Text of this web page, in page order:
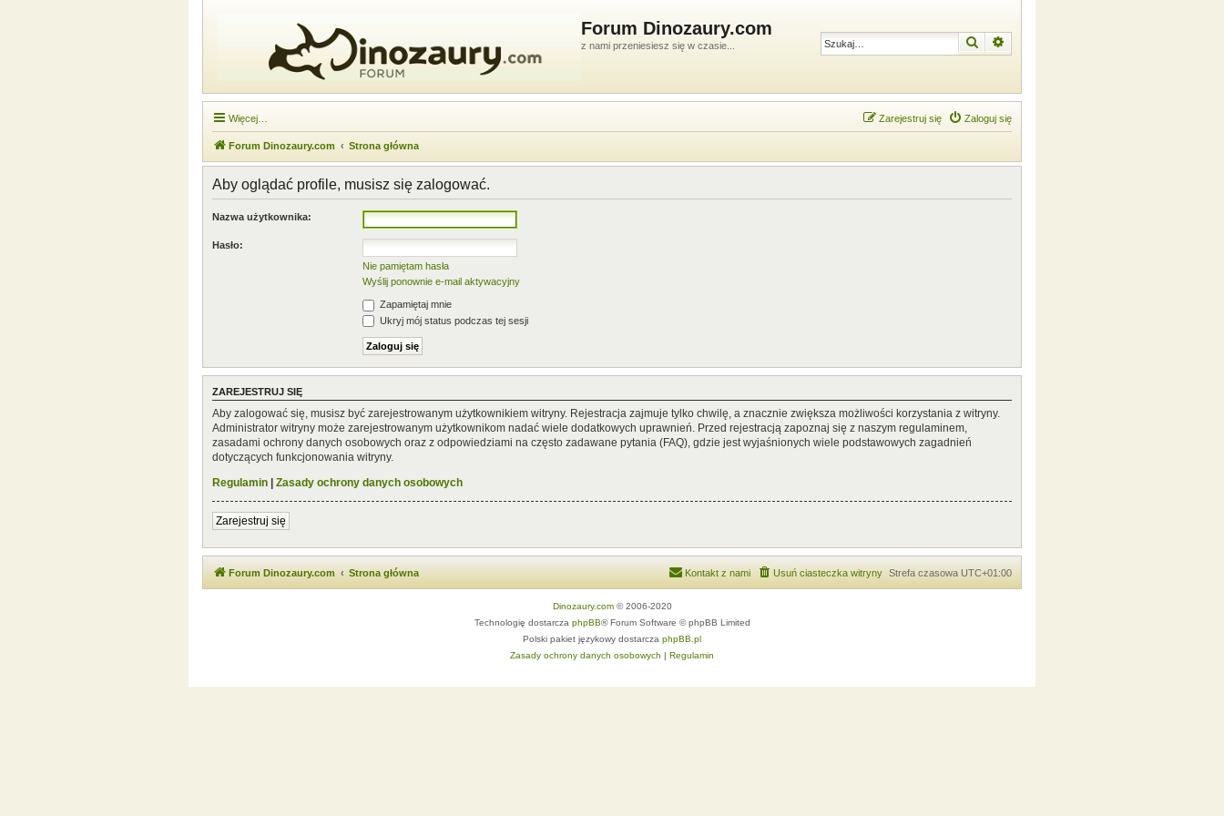
Forum Dinozaury.com
z nami przeniesiesz się w czasie... Szukaj
Więcej… Zaloguj się
Zarejestruj się
Forum Dinozaury.com Strona główna
Aby oglądać profile, musisz się zalogować.
Nazwa użytkownika:
Hasło:
Nie pamiętam hasła
Wyślij ponownie e-mail aktywacyjny
Zapamiętaj mnie
Ukryj mój status podczas tej sesji
ZAREJESTRUJ SIĘ
Aby zalogować się, musisz być zarejestrowanym użytkownikiem witryny. Rejestracja zajmuje tylko chwilę, a znacznie zwiększa możliwości korzystania z witryny.
Administrator witryny może zarejestrowanym użytkownikom nadać wiele dodatkowych uprawnień. Przed rejestracją zapoznaj się z naszym regulaminem,
zasadami ochrony danych osobowych oraz z odpowiedziami na często zadawane pytania (FAQ), gdzie jest wyjaśnionych wiele podstawowych zagadnień
dotyczących funkcjonowania witryny.
Regulamin | Zasady ochrony danych osobowych
Zarejestruj się
Forum Dinozaury.com Strona główna Strefa czasowa UTC+01:00
Usuń ciasteczka witryny
Kontakt z nami
Dinozaury.com© 2006-2020
Technologię dostarcza phpBB® Forum Software © phpBB Limited
Polski pakiet językowy dostarcza phpBB.pl
Zasady ochrony danych osobowych | Regulamin